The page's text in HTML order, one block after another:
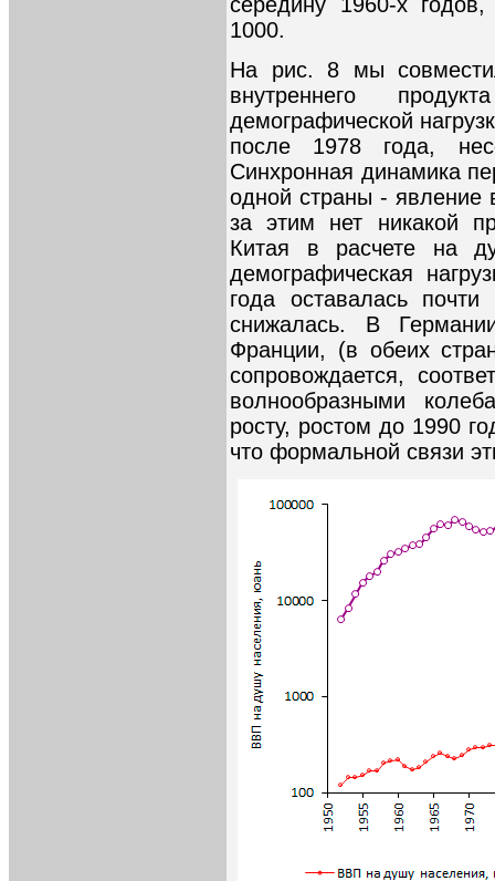
1000.
На рис. 8 мы
внутреннего
демографической
после 1978 года,
Синхронная динамика
одной страны - явление
за этим нет никакой
Китая в расчете на
демографическая
года оставалась
снижалась. В
Франции, (в обеих
сопровождается,
волнообразными
росту, ростом до 1990
что формальной связи